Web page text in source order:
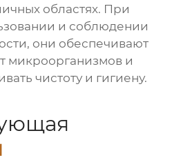
областях. При
и соблюдении
они обеспечивают
микроорганизмов и
чистоту и гигиену.